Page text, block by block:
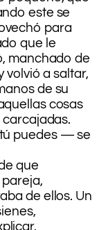
este se
para
que le
manchado de
volvió a saltar,
de su
cosas
puedes — se
que
de ellos. Un